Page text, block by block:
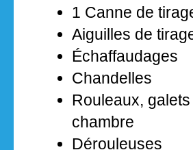
1 Canne de
Aiguilles de
Échaffaudages
Chandelles
Rouleaux,
chambre
Dérouleuses